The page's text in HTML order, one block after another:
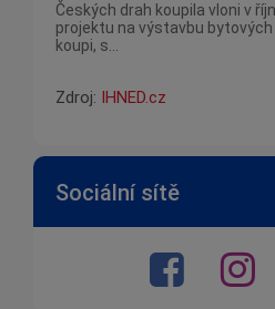
Českých drah koupila vloni v
projektu na výstavbu
koupi, s...
Zdroj: IHNED.cz
Sociální sítě